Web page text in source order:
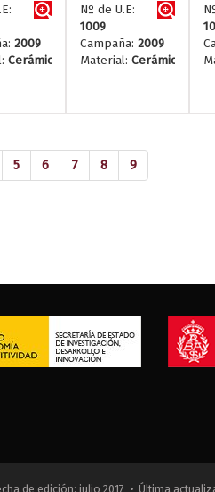
2009
Cerámica
Nº de U.E:
1009
Campaña: 2009
Material: Cerámica
5 6 7 8 9
de edición: julio 2017 • Última